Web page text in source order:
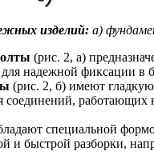
изделий: а)
(рис. 2, а)
надежной фиксации в
(рис. 2, б) имеют
соединений,
специальной
и быстрой разборки,